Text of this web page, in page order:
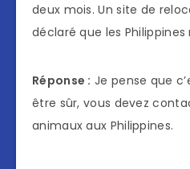
deux mois. Un site de
déclaré que les
Réponse : Je pense que
être sûr, vous devez
animaux aux Philippines.